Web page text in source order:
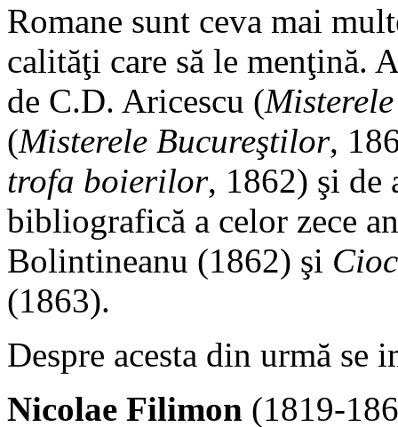
Romane sunt ceva mai
calităţi care să le menţină.
de C.D. Aricescu (
(Misterele Bucureştilor,
trofa boierilor, 1862) şi de
bibliografică a celor zece
Bolintineanu (1862) şi
(1863).
Despre acesta din urmă se
Nicolae Filimon (1819-